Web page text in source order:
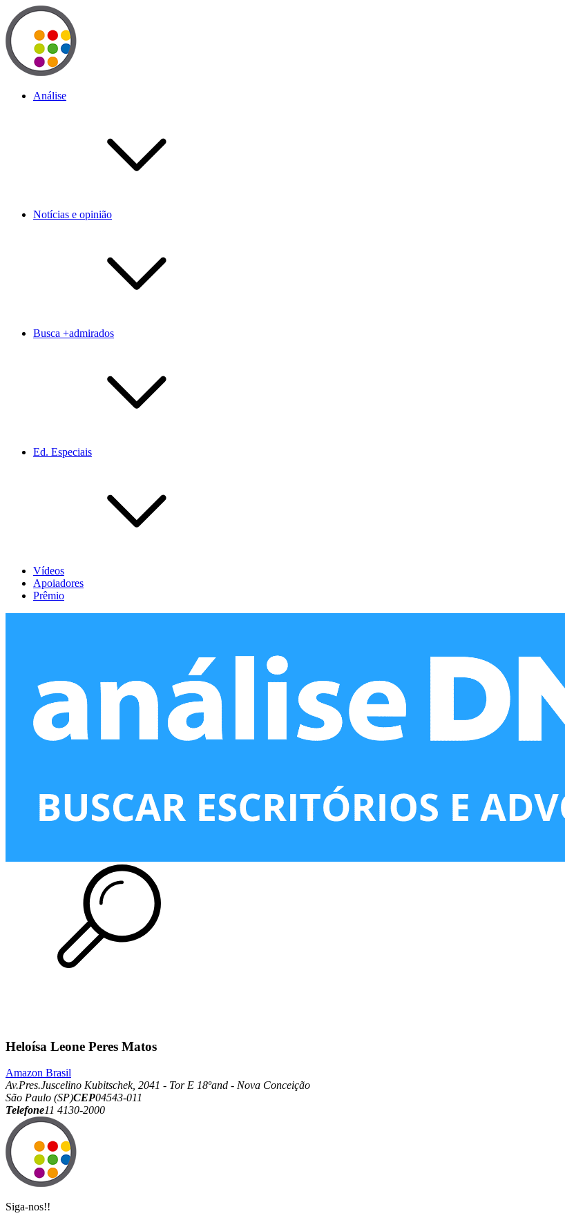
Análise
Notícias e opinião
Busca +admirados
Ed. Especiais
Vídeos
Apoiadores
Prêmio
Heloísa Leone Peres Matos
Amazon Brasil
Av.Pres.Juscelino Kubitschek, 2041 - Tor E 18ºand - Nova Conceição
São Paulo (SP)CEP04543-011
Telefone11 4130-2000
Siga-nos!!